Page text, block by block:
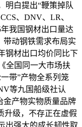
明白提出“鞭策掉队
、DNV、LR、
我国钢材出口量达
带动钢铁需求布局实
钢材出口均价同比下
全国同一大市场扶
带”产物全系列笼
等九国船级社认
金产物实物质量品牌
升级，不存正在虚假
出强大的成长韧性取